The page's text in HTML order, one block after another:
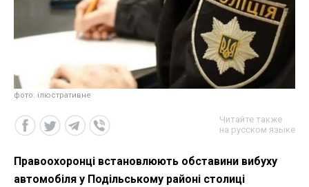
фото: ілюстративне
Читайте также
на русском языке
Правоохоронці встановлюють обставини вибуху
автомобіля у Подільському районі столиці